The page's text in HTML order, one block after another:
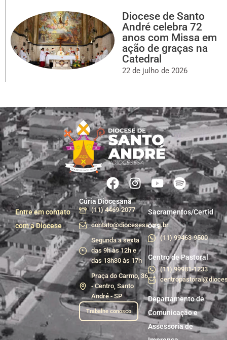
Diocese de Santo
André celebra 72
anos com Missa em
ação de graças na
Catedral
22 de julho de 2026
Entre em contato
com a Diocese
Cúria Diocesana
(11) 4469-2077
contato@diocesesa.org.br
Segunda a sexta
das 9h às 12h e
das 13h30 às 17h
Praça do Carmo, 36
- Centro, Santo
André - SP
Trabalhe conosco
Sacramentos/Certid
ões
(11) 99463-9500
Centro de Pastoral
(11) 99981-1233
Departamento de
Comunicação e
Assessoria de